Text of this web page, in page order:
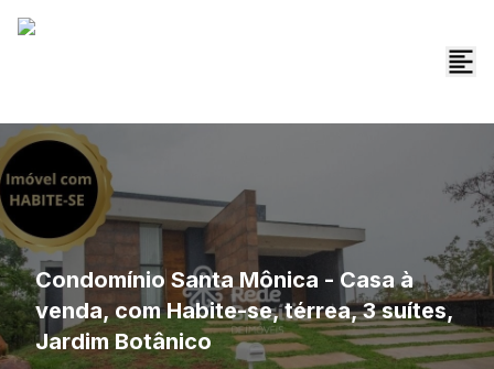
Condomínio Santa Mônica - Casa à
venda, com Habite-se, térrea, 3 suítes,
Jardim Botânico